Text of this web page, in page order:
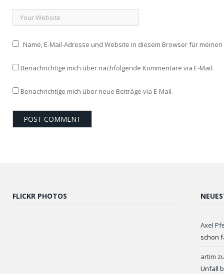
Name, E-Mail-Adresse und Website in diesem Browser für
Benachrichtige mich über nachfolgende Kommentare via E-Mail.
Benachrichtige mich über neue Beiträge via E-Mail.
FLICKR PHOTOS
Axel
schon
artim
Unfall